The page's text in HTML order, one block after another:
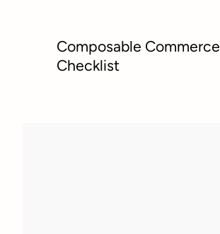
Composable Commerce
Checklist